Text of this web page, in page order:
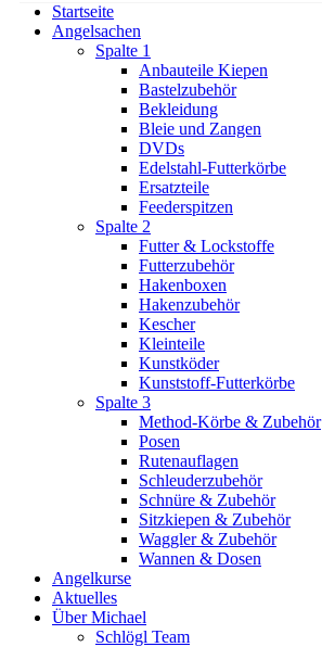
Startseite
Angelsachen
Spalte 1
Anbauteile Kiepen
Bastelzubehör
Bekleidung
Bleie und Zangen
DVDs
Edelstahl-Futterkörbe
Ersatzteile
Feederspitzen
Spalte 2
Futter & Lockstoffe
Futterzubehör
Hakenboxen
Hakenzubehör
Kescher
Kleinteile
Kunstköder
Kunststoff-Futterkörbe
Spalte 3
Method-Körbe & Zubehör
Posen
Rutenauflagen
Schleuderzubehör
Schnüre & Zubehör
Sitzkiepen & Zubehör
Waggler & Zubehör
Wannen & Dosen
Angelkurse
Aktuelles
Über Michael
Schlögl Team